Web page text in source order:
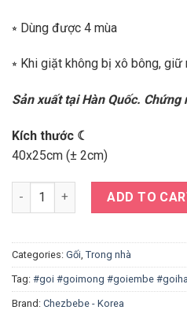
⭒ Dùng được 4 mùa
⭒ Khi giặt không bị xô bông, giữ
Sản xuất tại Hàn Quốc. Chứng
Kích thước ☾
40x25cm (± 2cm)
Gối mỏng hoa trái tim quantity
ADD TO
Categories: Gối Trong nhà
Tag: #goi #goimong #goiembe
Brand: Chezbebe - Korea